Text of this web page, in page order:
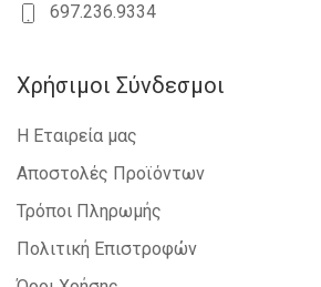
697.236.9334
Χρήσιμοι Σύνδεσμοι
Η Εταιρεία μας
Αποστολές Προϊόντων
Τρόποι Πληρωμής
Πολιτική Επιστροφών